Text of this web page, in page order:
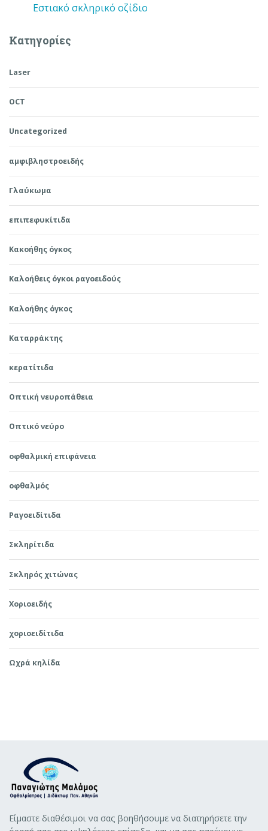
Εστιακό σκληρικό οζίδιο
Kατηγορίες
Laser
OCT
Uncategorized
αμφιβληστροειδής
Γλαύκωμα
επιπεφυκίτιδα
Κακοήθης όγκος
Καλοήθεις όγκοι ραγοειδούς
Καλοήθης όγκος
Καταρράκτης
κερατίτιδα
Οπτική νευροπάθεια
Οπτικό νεύρο
οφθαλμική επιφάνεια
οφθαλμός
Ραγοειδίτιδα
Σκληρίτιδα
Σκληρός χιτώνας
Χοριοειδής
χοριοειδίτιδα
Ωχρά κηλίδα
Είμαστε διαθέσιμοι να σας βοηθήσουμε να διατηρήσετε την